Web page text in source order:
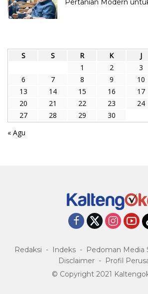
Pertanian Modern
S
S R K J
1
2 3
6
7 8 9 10
13
14 15 16 17
20
21 22 23 24
27
28 29
30
« Agu
Redaksi Indeks Pedoman Media
Disclaimer
Profil
© Copyright 2021